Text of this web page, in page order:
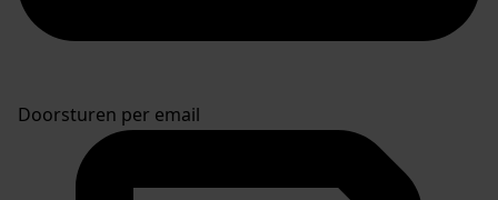
Doorsturen per email